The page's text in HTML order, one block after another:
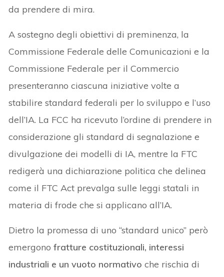
da prendere di mira.
A sostegno degli obiettivi di preminenza, la
Commissione Federale delle Comunicazioni e la
Commissione Federale per il Commercio
presenteranno ciascuna iniziative volte a
stabilire standard federali per lo sviluppo e l’uso
dell’IA. La FCC ha ricevuto l’ordine di prendere in
considerazione gli standard di segnalazione e
divulgazione dei modelli di IA, mentre la FTC
redigerà una dichiarazione politica che delinea
come il FTC Act prevalga sulle leggi statali in
materia di frode che si applicano all’IA.
Dietro la promessa di uno “standard unico” però
emergonofratture costituzionali, interessi
industriali e un vuoto normativo che rischia di